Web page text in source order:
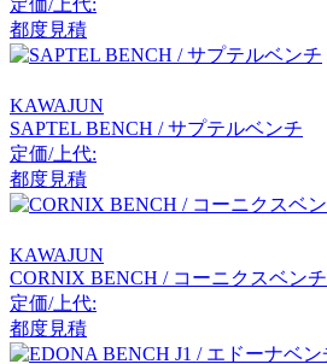
EDDA
エッダ
extremis
エクストレミス
FDB Møbler
定価/上代:
都度見積
KAWAJUN
SAPTEL BENCH / サプテルベンチ
定価/上代:
都度見積
KAWAJUN
CORNIX BENCH / コーニクスベンチ
定価/上代:
都度見積